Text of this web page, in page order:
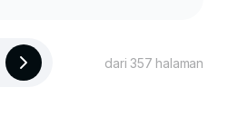
dari 357 halaman